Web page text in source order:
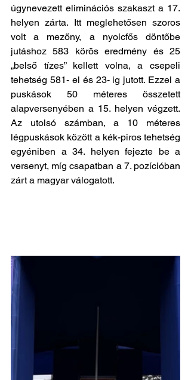
úgynevezett eliminációs szakaszt a 17.
helyen zárta. Itt meglehetősen szoros
volt a mezőny, a nyolcfős döntőbe
jutáshoz 583 körös eredmény és 25
„belső tízes” kellett volna, a csepeli
tehetség 581- el és 23- ig jutott. Ezzel a
puskások 50 méteres összetett
alapversenyében a 15. helyen végzett.
Az utolsó számban, a 10 méteres
légpuskások között a kék-piros tehetség
egyéniben a 34. helyen fejezte be a
versenyt, míg csapatban a 7. pozícióban
zárt a magyar válogatott.